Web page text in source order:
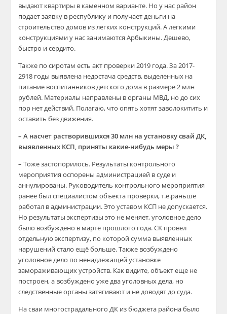
выдают квартиры в каменном варианте. Но у нас район
подает заявку в республику и получает деньги на
строительство домов из легких конструкций. А легкими
конструкциями у нас занимаются Арбыкины. Дешево,
быстро и сердито.
Также по сиротам есть акт проверки 2019 года. За 2017-
2918 годы выявлена недостача средств, выделенных на
питание воспитанников детского дома в размере 2 млн
рублей. Материалы направлены в органы МВД, но до сих
пор нет действий. Полагаю, что опять хотят заволокитить и
оставить без движения.
– А насчет растворившихся 30 млн на установку свай ДК,
выявленных КСП, приняты какие-нибудь меры ?
– Тоже застопорилось. Результаты контрольного
мероприятия оспорены администрацией в суде и
аннулированы. Руководитель контрольного мероприятия
ранее был специалистом объекта проверки, т.е.раньше
работал в администрации. Это уставом КСП не допускается.
Но результаты экспертизы это не меняет, уголовное дело
было возбуждено в марте прошлого года. СК провёл
отдельную экспертизу, по которой сумма выявленных
нарушений стало ещё больше. Также возбуждено
уголовное дело по ненадлежащей установке
замораживающих устройств. Как видите, объект еще не
построен, а возбуждено уже два уголовных дела, но
следственные органы затягивают и не доводят до суда.
На сваи многострадального ДК из бюджета района было